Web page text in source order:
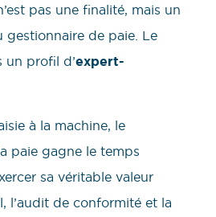
pas une finalité, mais un
gestionnaire de paie. Le
un profil d’expert-
à la machine, le
paie gagne le temps
sa véritable valeur
l’audit de conformité et la